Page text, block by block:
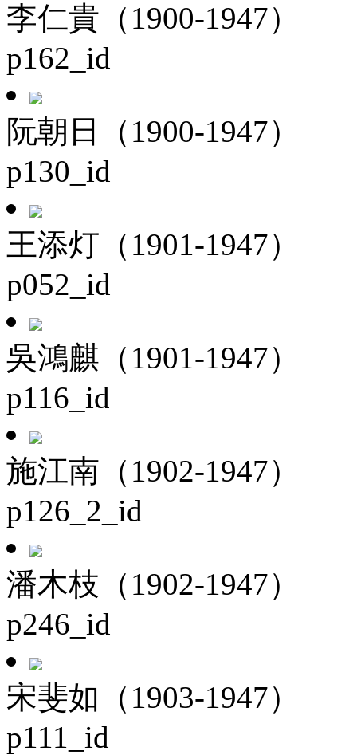
李仁貴（1900-1947）
p162_id
阮朝日（1900-1947）
p130_id
王添灯（1901-1947）
p052_id
吳鴻麒（1901-1947）
p116_id
施江南（1902-1947）
p126_2_id
潘木枝（1902-1947）
p246_id
宋斐如（1903-1947）
p111_id